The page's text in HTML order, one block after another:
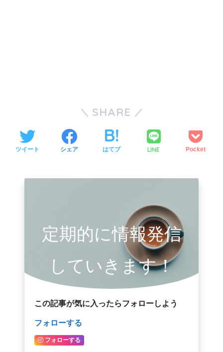
SHARE
ツイート シェア はてブ LINE Pocket
定期的に情報発信
していきます！
この記事が気に入ったらフォローしよう
フォローする
フォローする